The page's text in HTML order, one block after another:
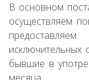
В основном
осуществляем
исключительных
бывшие в